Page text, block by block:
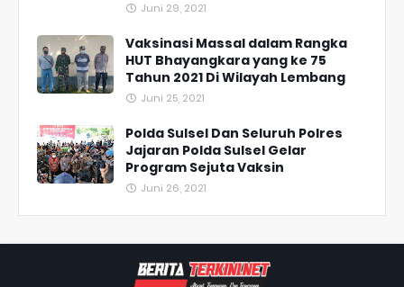
Juni 29, 2021
Vaksinasi Massal dalam Rangka
HUT Bhayangkara yang ke 75
Tahun 2021 Di Wilayah Lembang
Juni 25, 2021
Polda Sulsel Dan Seluruh Polres
Jajaran Polda Sulsel Gelar
Program Sejuta Vaksin
Juni 26, 2021